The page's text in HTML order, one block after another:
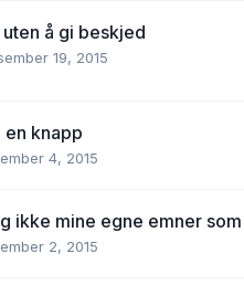
å gi beskjed
19, 2015
en knapp
4, 2015
ikke mine egne emner
2, 2015